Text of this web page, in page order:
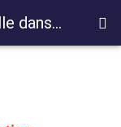
4943 La chaine relationnelle dans le domaine de la grande distribution alimentaire